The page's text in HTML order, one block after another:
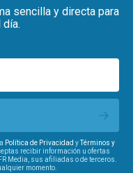
sencilla y directa para
Política de Privacidad yTérminos y
recibir información u ofertas
Media, sus afiliadas o de terceros.
momento.